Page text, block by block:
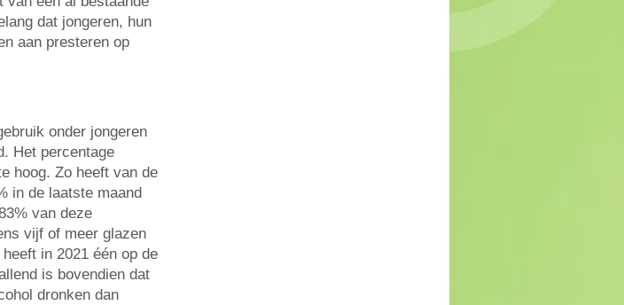
dat jongeren, hun
aan presteren op
onder jongeren
Het percentage
hoog. Zo heeft van de
in de laatste maand
van deze
vijf of meer glazen
in 2021 één op de
is bovendien dat
dronken dan